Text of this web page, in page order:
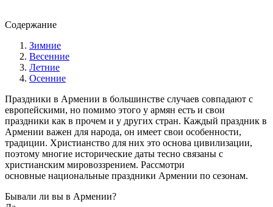
Содержание
Зимние
Весенние
Летние
Осенние
Праздники в Армении в большинстве случаев совпадают с
европейскими, но помимо этого у армян есть и свои
праздники как в прочем и у других стран. Каждый праздник в
Армении важен для народа, он имеет свои особенности,
традиции. Христианство для них это основа цивилизации,
поэтому многие исторические даты тесно связаны с
христианским мировоззрением. Рассмотри
основные национальные праздники Армении по сезонам.
Бывали ли вы в Армении?